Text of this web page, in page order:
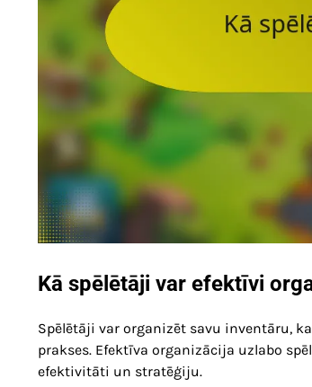
Kā spēlētāji var efektīvi
Spēlētāji var organizēt savu inventāru,
prakses. Efektīva organizācija uzlabo
efektivitāti un stratēģiju.